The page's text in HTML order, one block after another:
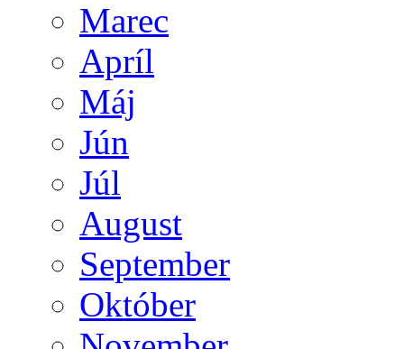
Marec
Apríl
Máj
Jún
Júl
August
September
Október